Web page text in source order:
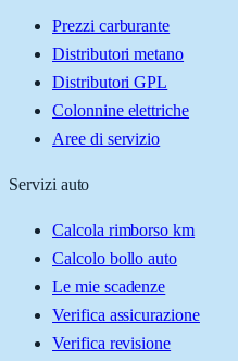
Prezzi carburante
Distributori metano
Distributori GPL
Colonnine elettriche
Aree di servizio
Servizi auto
Calcola rimborso km
Calcolo bollo auto
Le mie scadenze
Verifica assicurazione
Verifica revisione